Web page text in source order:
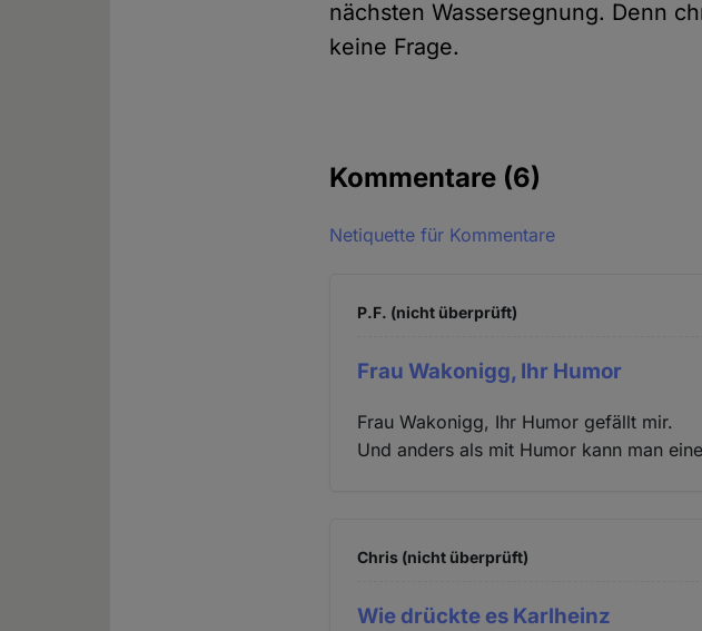
nächsten Wassersegnung. Denn
keine Frage.
Kommentare (6)
Netiquette für Kommentare
P.F. (nicht überprüft)
Frau Wakonigg, Ihr Humor
Frau Wakonigg, Ihr Humor gefällt mir.
Und anders als mit Humor kann man
Chris (nicht überprüft)
Wie drückte es Karlheinz